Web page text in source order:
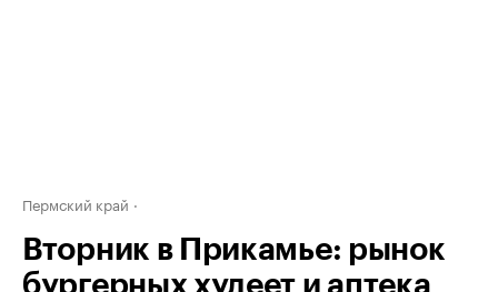
Пермский край
Вторник в Прикамье: рынок
бургерных худеет и аптека